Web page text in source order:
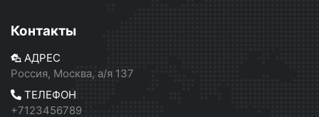
Контакты
АДРЕС
Россия, Москва, а/я 137
ТЕЛЕФОН
+7123456789